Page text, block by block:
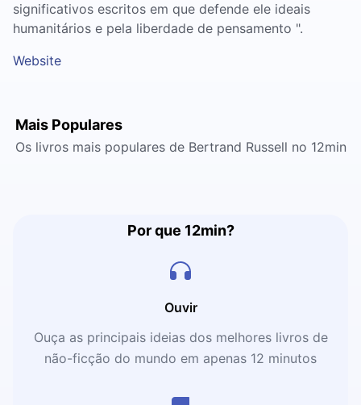
significativos escritos em que defende ele ideais
humanitários e pela liberdade de pensamento ".
Website
Mais Populares
Os livros mais populares de Bertrand Russell no 12min
Por que 12min?
Ouvir
Ouça as principais ideias dos melhores livros de
não-ficção do mundo em apenas 12 minutos